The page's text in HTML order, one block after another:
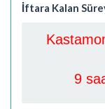
İftara Kalan
9